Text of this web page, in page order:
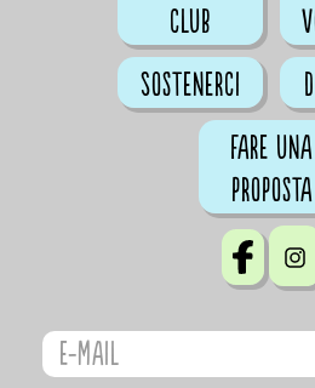
club
Sostenerci
Fare una
proposta